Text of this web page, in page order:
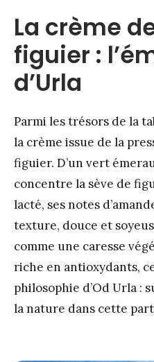
La crème
figuier :
d’Urla
Parmi les trésors de la
la crème issue de la
figuier. D’un vert
concentre la sève de
lacté, ses notes
texture, douce et
comme une caresse
riche en antioxydants,
philosophie d’Od Urla :
la nature dans cette